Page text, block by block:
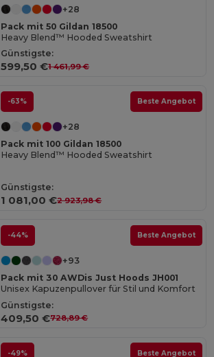
+28
Pack mit 50 Gildan 18500
Heavy Blend™ Hooded Sweatshirt
Günstigste:
599,50 €1 461,99 €
-63% Beste Angebot
+28
Pack mit 100 Gildan 18500
Heavy Blend™ Hooded Sweatshirt
Günstigste:
1 081,00 €2 923,98 €
-44% Beste Angebot
+93
Pack mit 30 AWDis Just Hoods JH001
Unisex Kapuzenpullover für Stil und Komfort
Günstigste:
409,50 €728,89 €
-49% Beste Angebot